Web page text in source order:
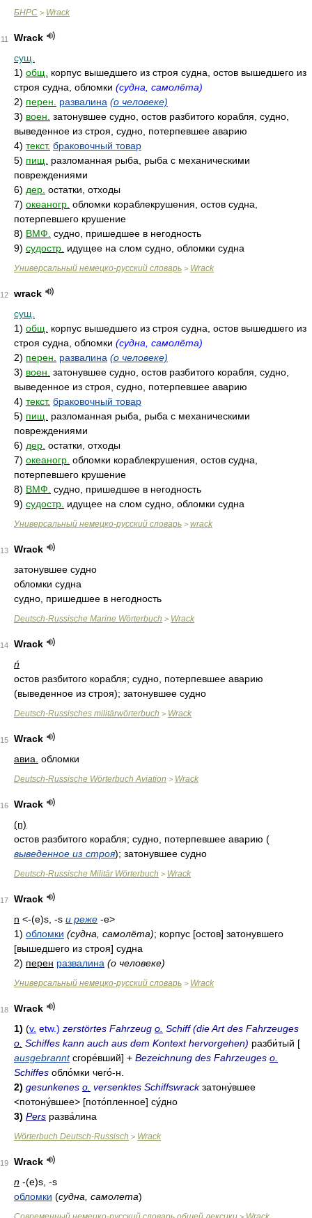
БНРС > Wrack
11
Wrack
сущ.
1) общ.
корпус вышедшего из строя судна, остов вышедшего из
строя судна, обломки (судна, самолёта)
2) перен. развалина (о человеке)
3) воен. затонувшее судно, остов разбитого корабля, судно,
выведенное из строя, судно, потерпевшее аварию
4) текст. браковочный товар
5) пищ.
разломанная рыба, рыба с механическими
повреждениями
6) дер. остатки, отходы
7) океаногр. обломки кораблекрушения, остов судна,
потерпевшего крушение
8) ВМФ. судно, пришедшее в негодность
9) судостр. идущее на слом судно, обломки судна
Универсальный немецко-русский словарь > Wrack
12
wrack
сущ.
1) общ.
корпус вышедшего из строя судна, остов вышедшего из
строя судна, обломки (судна, самолёта)
2) перен. развалина (о человеке)
3) воен. затонувшее судно, остов разбитого корабля, судно,
выведенное из строя, судно, потерпевшее аварию
4) текст. браковочный товар
5) пищ.
разломанная рыба, рыба с механическими
повреждениями
6) дер. остатки, отходы
7) океаногр. обломки кораблекрушения, остов судна,
потерпевшего крушение
8) ВМФ. судно, пришедшее в негодность
9) судостр. идущее на слом судно, обломки судна
Универсальный немецко-русский словарь > wrack
13
Wrack
затонувшее судно
обломки судна
судно, пришедшее в негодность
Deutsch-Russische Marine Wörterbuch > Wrack
14
Wrack
ń
остов разбитого корабля; судно, потерпевшее аварию
(выведенное из строя); затонувшее судно
Deutsch-Russisches militärwörterbuch > Wrack
15
Wrack
авиа. обломки
Deutsch-Russische Wörterbuch Aviation > Wrack
16
Wrack
(n)
остов разбитого корабля; судно, потерпевшее аварию (
выведенное из строя); затонувшее судно
Deutsch-Russische Militär Wörterbuch > Wrack
17
Wrack
n <-(e)s, -s и реже -e>
1) обломки (судна, самолёта); корпус [остов] затонувшего
[вышедшего из строя] судна
2) перен развалина (о человеке)
Универсальный немецко-русский словарь > Wrack
18
Wrack
1) (v. etw.) zerstörtes Fahrzeug o. Schiff (die Art des Fahrzeuges
o. Schiffes kann auch aus dem Kontext hervorgehen) разби́тый [
ausgebrannt сгоре́вший] + Bezeichnung des Fahrzeuges o.
Schiffes обло́мки чего́-н
2) gesunkenes o. versenktes Schiffswrack затону́вшее
<потону́вшее> [пото́пленное] су́дно
3) Pers разва́лина
Wörterbuch Deutsch-Russisch > Wrack
19
Wrack
n -(e)s, -s
обломки (судна, самолета)